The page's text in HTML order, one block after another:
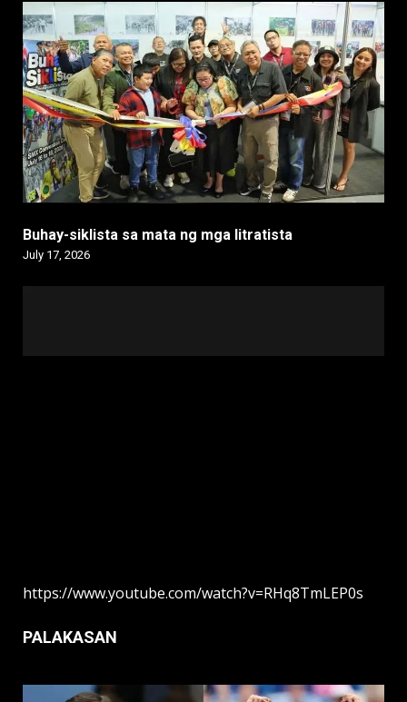
Buhay-siklista sa mata ng mga litratista
July 17, 2026
https://www.youtube.com/watch?v=RHq8TmLEP0s
PALAKASAN